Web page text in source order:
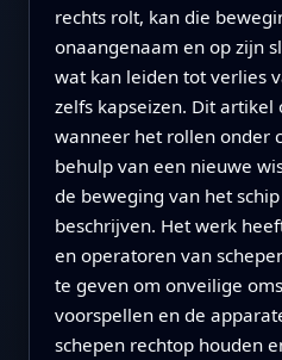
rechts rolt, kan die
onaangenaam en op zijn
wat kan leiden tot verlies
zelfs kapseizen. Dit artikel
wanneer het rollen onder
behulp van een nieuwe
de beweging van het
beschrijven. Het werk
en operatoren van
te geven om onveilige
voorspellen en de
schepen rechtop houden